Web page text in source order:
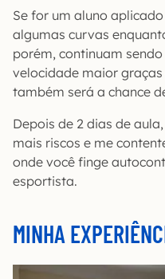
Se for um aluno
algumas curvas
porém, continuam
velocidade maior
também será a chance
Depois de 2 dias de
mais riscos e me
onde você finge
esportista.
MINHA